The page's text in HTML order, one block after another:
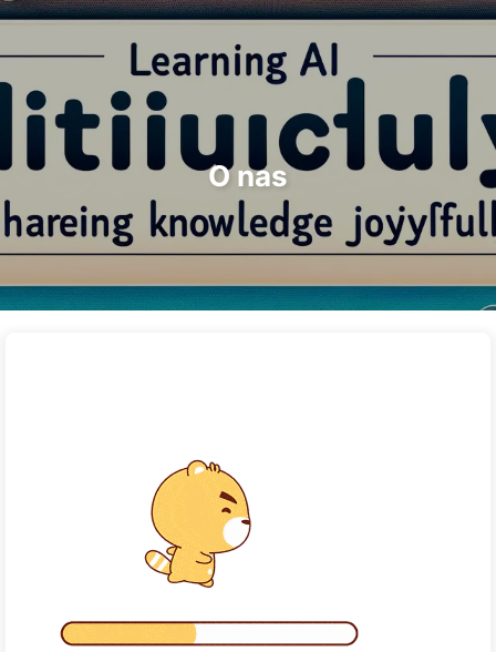
Szukaj Strona główna Archiwa Tagi
Kategorie Linki O nas 🇵🇱 Polski
O nas